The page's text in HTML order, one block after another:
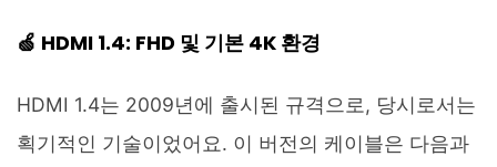
🍏 HDMI 1.4: FHD 및 기본 4K 환경
HDMI 1.4는 2009년에 출시된 규격으로, 당시로서는
획기적인 기술이었어요. 이 버전의 케이블은 다음과